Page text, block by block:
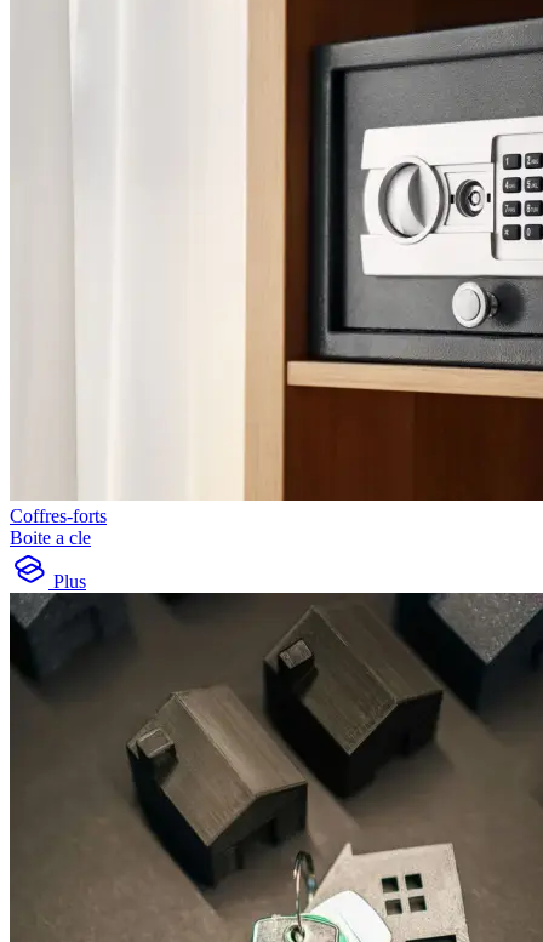
Coffres-forts
Boite a cle
Plus